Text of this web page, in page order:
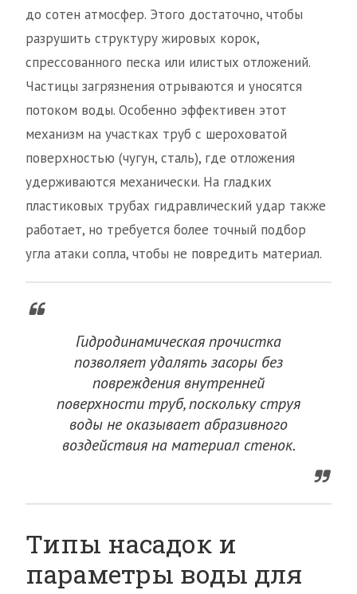
до сотен атмосфер. Этого достаточно, чтобы
разрушить структуру жировых корок,
спрессованного песка или илистых отложений.
Частицы загрязнения отрываются и уносятся
потоком воды. Особенно эффективен этот
механизм на участках труб с шероховатой
поверхностью (чугун, сталь), где отложения
удерживаются механически. На гладких
пластиковых трубах гидравлический удар также
работает, но требуется более точный подбор
угла атаки сопла, чтобы не повредить материал.
Гидродинамическая прочистка
позволяет удалять засоры без
повреждения внутренней
поверхности труб, поскольку струя
воды не оказывает абразивного
воздействия на материал стенок.
Типы насадок и
параметры воды для